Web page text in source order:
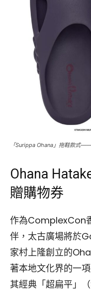
「Surippa Ohana」拖鞋款式
Ohana
贈購物券
作為ComplexCon
伴，太古廣場將於
家村上隆創立的
著本地文化界的一
其經典「超扁平」